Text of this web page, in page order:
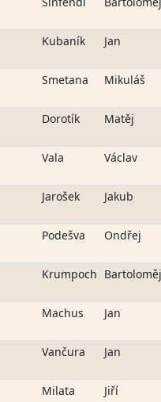
Kubaník Jan
Smetana Mikuláš
Dorotík Matěj
Vala Václav
Jarošek Jakub
Podešva Ondřej
Krumpoch Bartoloměj
Machus Jan
Vančura Jan
Milata Jiří